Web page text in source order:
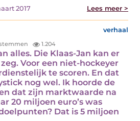
2017 Lees meer >
verhaal
1.204
alles. Die Klaas-Jan kan er
Voor een niet-hockeyer
te scoren. En dat
nog wel. Ik hoorde de
dat zijn marktwaarde na
20 miljoen euro’s was
Dat is 5 miljoen